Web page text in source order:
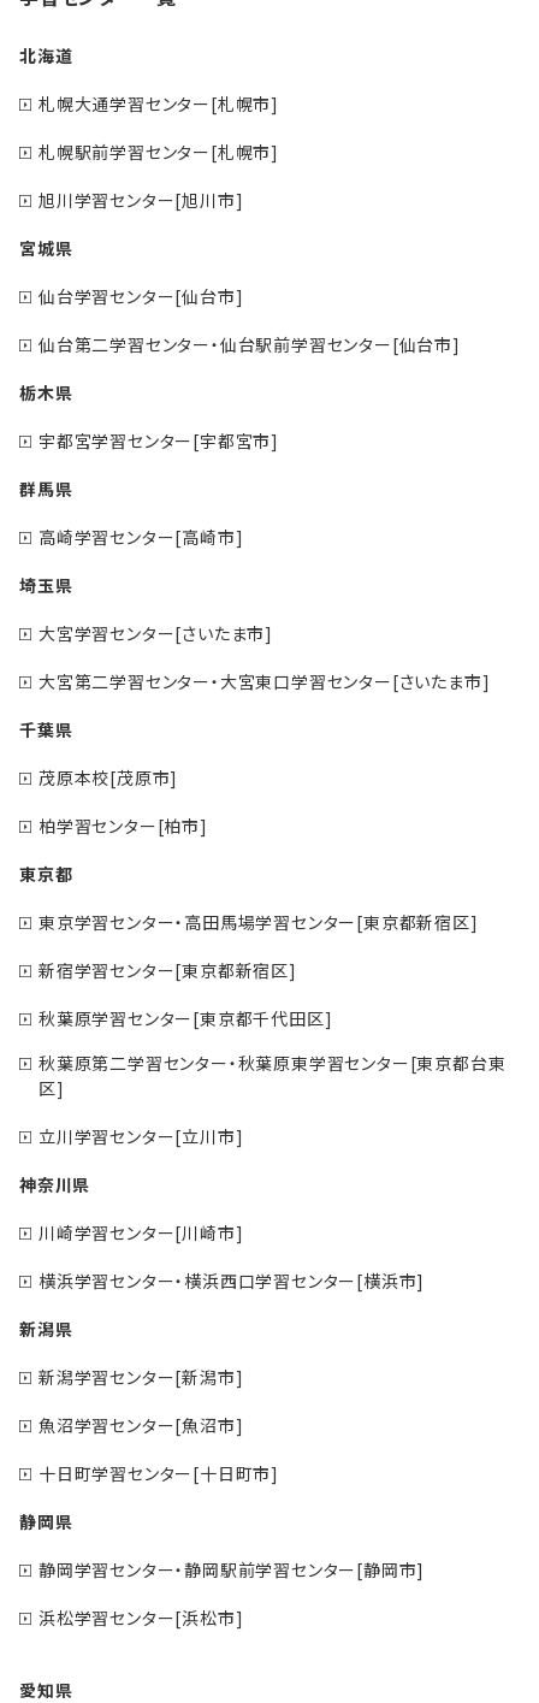
北海道
札幌大通学習センター[札幌市]
札幌駅前学習センター[札幌市]
旭川学習センター[旭川市]
宮城県
仙台学習センター[仙台市]
仙台第二学習センター・仙台駅前学習センター[仙台市]
栃木県
宇都宮学習センター[宇都宮市]
群馬県
高崎学習センター[高崎市]
埼玉県
大宮学習センター[さいたま市]
大宮第二学習センター・大宮東口学習センター[さいたま市]
千葉県
茂原本校[茂原市]
柏学習センター[柏市]
東京都
東京学習センター・高田馬場学習センター[東京都新宿区]
新宿学習センター[東京都新宿区]
秋葉原学習センター[東京都千代田区]
秋葉原第二学習センター・秋葉原東学習センター[東京都台東
区]
立川学習センター[立川市]
神奈川県
川崎学習センター[川崎市]
横浜学習センター・横浜西口学習センター[横浜市]
新潟県
新潟学習センター[新潟市]
魚沼学習センター[魚沼市]
十日町学習センター[十日町市]
静岡県
静岡学習センター・静岡駅前学習センター[静岡市]
浜松学習センター[浜松市]
愛知県